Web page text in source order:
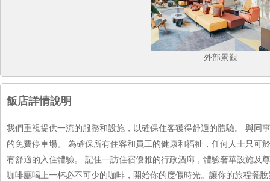
外部景觀
飯店詳情說明
我們重視提供一流的服務和設施，以確保住客獲得舒適的體驗。 與
的免費停車場。 為確保所有住客和員工的健康和福祉，任何人士只
有舒適的入住體驗。 記住一訪住宿優雅的行政酒廊，體驗奢華設施
咖啡廳喝上一杯必不可少的咖啡，開始你的度假時光。讓你的旅程擺